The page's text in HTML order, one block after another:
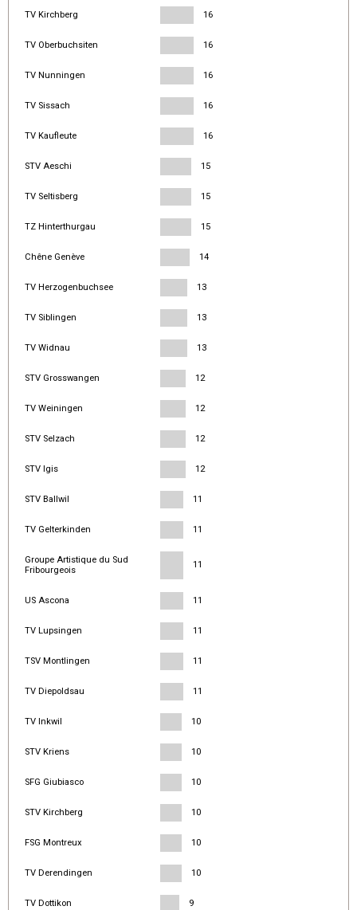
TV Kirchberg 16
TV Oberbuchsiten 16
TV Nunningen 16
TV Sissach 16
TV Kaufleute 16
STV Aeschi 15
TV Seltisberg 15
TZ Hinterthurgau 15
Chêne Genève 14
TV Herzogenbuchsee 13
TV Siblingen 13
TV Widnau 13
STV Grosswangen 12
TV Weiningen 12
STV Selzach 12
STV Igis 12
STV Ballwil 11
TV Gelterkinden 11
Groupe Artistique du Sud
Fribourgeois
11
US Ascona 11
TV Lupsingen 11
TSV Montlingen 11
TV Diepoldsau 11
TV Inkwil 10
STV Kriens 10
SFG Giubiasco 10
STV Kirchberg 10
FSG Montreux 10
TV Derendingen 10
TV Dottikon 9